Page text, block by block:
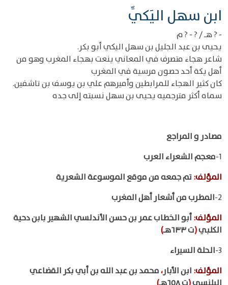
‌‌ابن سهل اليَكِّي
- ? هـ / ? - ? م
يحيى بن عبد الجليل بن سهل اليكي أبو بكر.
شاعر هجاء متصرف في المعاني ينعت بهجاء المغرب وهو من
أهل يكة أحد حصون مرسية في المغرب
كان كثير الهجاء للمرابطين وأميرهم علي بن يوسف بن تاشفين.
سماه أكثر مترجميه يحيى بن سهل نسبته إلى جده
مصادر و المراجع
1- معجم الشعراء العرب
المؤلف:تم جمعه من موقع الموسوعة الشعرية
2- المطرب من أشعار أهل المغرب
المؤلف:أبو الخطاب عمر بن حسن الأندلسي الشهير بابن دحية
الكلبي(ت ٦٣٣هـ
)
3- الحلة السيراء
المؤلف: ابن الأبار،محمد بن عبد الله بن أبي بكر القضاعي